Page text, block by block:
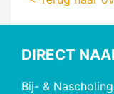
DIRECT
Bij- & Nascholing